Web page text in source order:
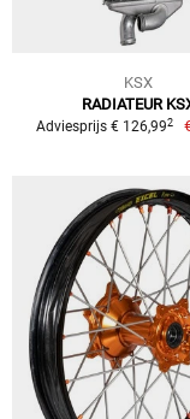
KSX
RADIATEUR
Adviesprijs € 126,992